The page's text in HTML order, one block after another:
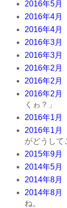
2016年5月
2016年4月
2016年4月
2016年3月
2016年3月
2016年2月
2016年2月
2016年2月
くゎ？」
2016年1月
2016年1月
がどうして
2015年9月
2014年5月
2014年8月
2014年8月
ね。